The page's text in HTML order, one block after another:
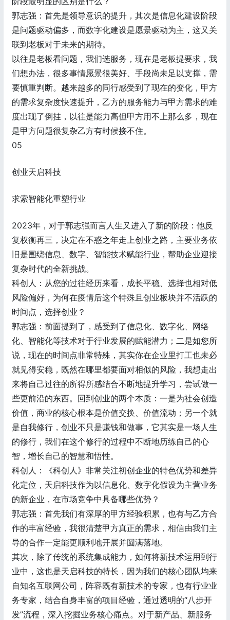
郭志强：首先是领导意识的提升，其次是信息化建设阶段
是问题驱动偏多，而数字化建设是愿景驱动为主，这又关
联到老板对于未来的期待。
以往是老板看问题，我们选服务，现在是老板提要求，我
们想办法，很多事情愿景很美好、手段尚未足以支撑，需
要慎重判断。越来越多的同行感受到了现在的变化，甲方
的需求复杂度快速提升，乙方的服务能力与甲方需求的难
度出现了倒挂，以往是能力高但甲方用不上那么多，现在
是甲方问题很复杂乙方有时候接不住。
05
创业天启科技
求索智能化重塑行业
2023年，对于郭志强而言人生又进入了新的阶段：他反
复权衡再三，决定在不惑之年走上创业之路，主要业务依
旧是围绕信息、数字、智能技术赋能行业，帮助企业迎接
复杂时代的全新挑战。
科创人：从您的过往经历来看，成长平稳、选择也相对低
风险偏好，为何在疫情后这个特殊且创业板块并不活跃的
时间点，选择创业？
郭志强：前面提到了，感受到了信息化、数字化、网络
化、智能化等技术对于行业发展的赋能潜力；二是如您所
说，现在的时间点非常特殊，其实你在企业里打工也未必
就见得安稳，既然在哪里都要面对相似的风险，我想走出
来将自己过往的所得所感结合不断地提升学习，尝试做一
些更前沿的东西。回到创业的两个本质：一是为社会创造
价值，商业的核心根本是价值交换、价值流动；另一个就
是自我修行，创业不只是赚钱和做事，它其实是一场人生
的修行，我们在这个修行的过程中不断地历练自己的心
智，增长自己的智慧和悟性。
科创人：《科创人》非常关注初创企业的特色优势和差异
化定位，天启科技作为以信息化、数字化假设为主营业务
的新企业，在市场竞争中具备哪些优势？
郭志强：首先我们有深厚的甲方经验积累，也有与乙方合
作的丰富经验，我很清楚甲方真正的需求，相信由我们主
导的合作一定能更顺利地开展并圆满落地。
其次，除了传统的系统集成能力，如何将新技术运用到行
业中，这也是天启科技的特长，因为我们的核心团队均来
自知名互联网公司，阵容既有新技术的专家，也有行业业
务专家，结合自身丰富的项目经验，通过透明的“八步开
发”流程，深入挖掘业务核心痛点。对于新产品、新服务